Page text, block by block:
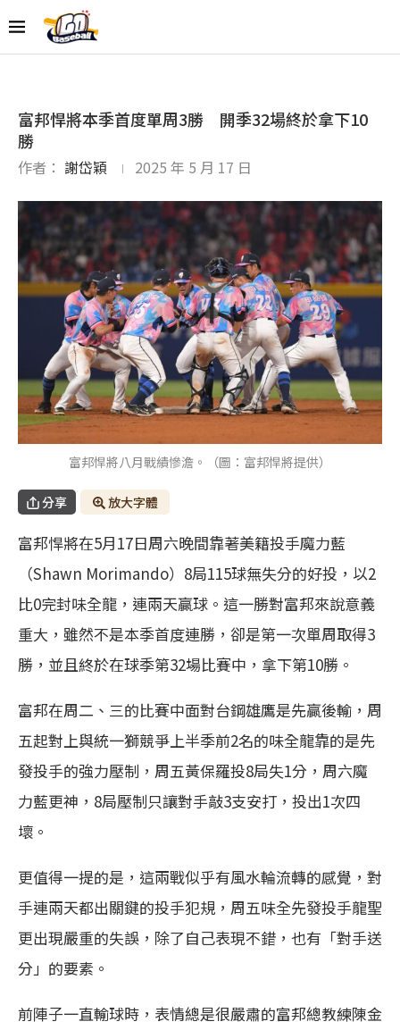
富邦悍將本季首度單周3勝 開季32場終於拿下10
勝
作者： 謝岱穎 2025 年 5 月 17 日
富邦悍將八月戰績慘澹。（圖：富邦悍將提供）
分享 放大字體
富邦悍將在5月17日周六晚間靠著美籍投手魔力藍
（Shawn Morimando）8局115球無失分的好投，以2
比0完封味全龍，連兩天贏球。這一勝對富邦來說意義
重大，雖然不是本季首度連勝，卻是第一次單周取得3
勝，並且終於在球季第32場比賽中，拿下第10勝。
富邦在周二、三的比賽中面對台鋼雄鷹是先贏後輸，周
五起對上與統一獅競爭上半季前2名的味全龍靠的是先
發投手的強力壓制，周五黃保羅投8局失1分，周六魔
力藍更神，8局壓制只讓對手敲3支安打，投出1次四
壞。
更值得一提的是，這兩戰似乎有風水輪流轉的感覺，對
手連兩天都出關鍵的投手犯規，周五味全先發投手龍聖
更出現嚴重的失誤，除了自己表現不錯，也有「對手送
分」的要素。
前陣子一直輸球時，表情總是很嚴肅的富邦總教練陳金